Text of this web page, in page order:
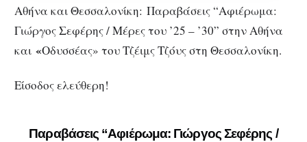
Αθήνα και Θεσσαλονίκη: Παραβάσεις “Αφιέρωμα:
Γιώργος Σεφέρης / Μέρες του ’25 – ’30” στην Αθήνα
και «Οδυσσέας» του Τζέιμς Τζόυς στη Θεσσαλονίκη.
Είσοδος ελεύθερη!
Παραβάσεις “Αφιέρωμα: Γιώργος Σεφέρης /